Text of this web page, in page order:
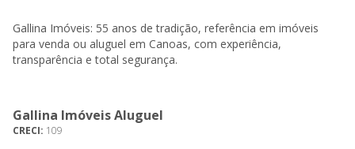
Gallina Imóveis: 55 anos de tradição, referência em imóveis
para venda ou aluguel em Canoas, com experiência,
transparência e total segurança.
Gallina Imóveis Aluguel
CRECI: 109